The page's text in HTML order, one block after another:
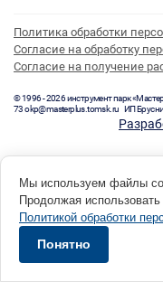
Политика обработки
Согласие на обработку
Согласие на получение
© 1996 - 2026 инструмент парк
73 okp@masterplus.tomsk.ru ИП
Мы используем файлы
Продолжая
Политикой обработки
Понятно